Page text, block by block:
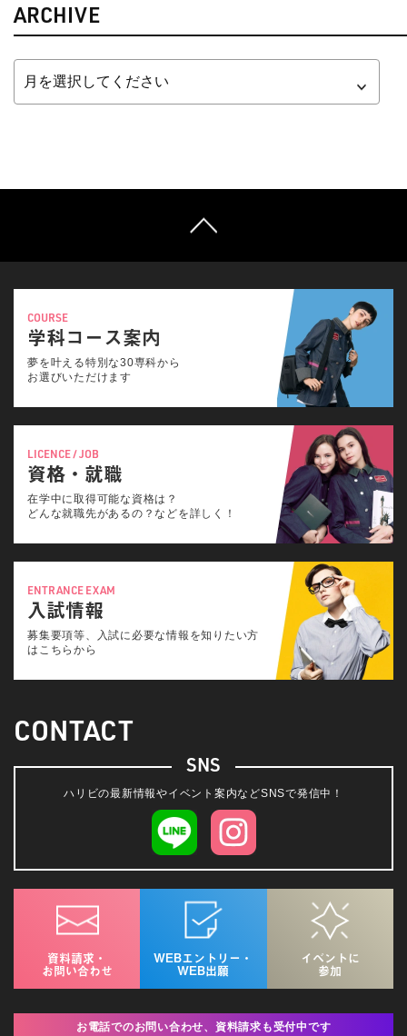
ARCHIVE
COURSE
学科コース案内
夢を叶える特別な30専科から
お選びいただけます
LICENCE / JOB
資格・就職
在学中に取得可能な資格は？
どんな就職先があるの？などを詳しく！
ENTRANCE EXAM
入試情報
募集要項等、入試に必要な情報を知りたい方
はこちらから
CONTACT
SNS
ハリビの最新情報やイベント案内などSNSで発信中！
資料請求・
お問い合わせ
WEBエントリー・
WEB出願
イベントに
参加
お電話でのお問い合わせ、資料請求も受付中です